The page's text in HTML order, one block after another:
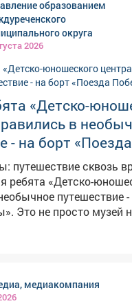
и преддиабетом. В
побегов черники,
клеток к инсулину, и
Такой напиток
вкусом и при этом не
только диабетикам, но
ЗОЖ.
образованием
округа
2026
«Детско-
в
- на борт
путешествие сквозь
путешествие -
Это не просто музей
времени, которая
годы Великой
детали,
подлинные предметы
Казалось, будто
медиакомпания